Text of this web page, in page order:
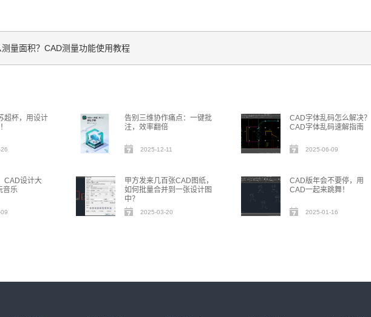
测量面积？CAD测量功能使用教程
超杯，用设计
告别三维协作痛点：一键批
注，效率翻倍
2025-12-11
CAD字体乱码怎么解决？
CAD字体乱码速解指南
2025-06-09
CAD设计大
音乐
甲方发来几百张CAD图纸，
如何批量合并到一张设计图
中？
2025-03-20
CAD版年会不要停，用
CAD一起来跳舞！
2025-01-16